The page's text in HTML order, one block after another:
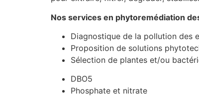
Nos services en phytoremédiation
Diagnostique de la pollution des
Proposition de solutions
Sélection de plantes et/ou
DBO5
Phosphate et nitrate